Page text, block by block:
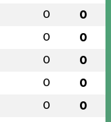
0 0
0 0
0 0
0 0
0 0